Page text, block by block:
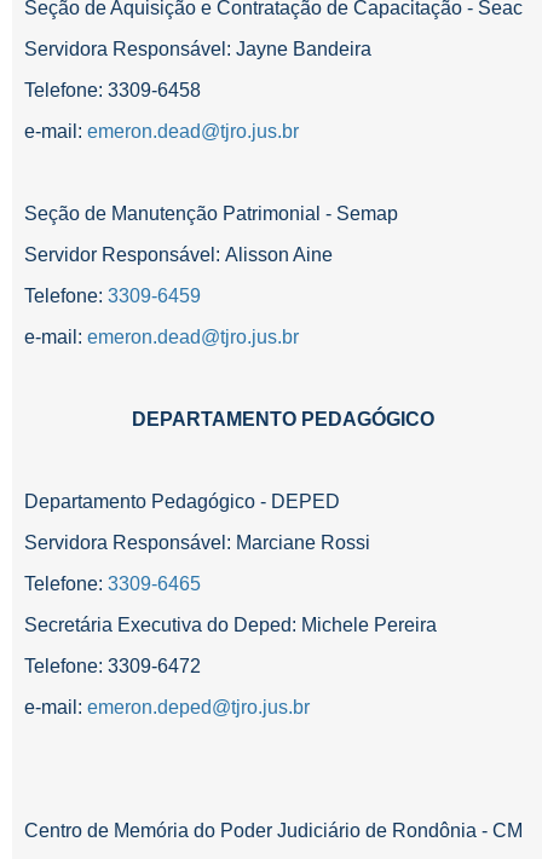
Seção de Aquisição e Contratação de Capacitação - Seac
Servidora Responsável: Jayne Bandeira
Telefone: 3309-6458
e-mail: emeron.dead@tjro.jus.br
Seção de Manutenção Patrimonial - Semap
Servidor Responsável: Alisson Aine
Telefone: 3309-6459
e-mail: emeron.dead@tjro.jus.br
DEPARTAMENTO PEDAGÓGICO
Departamento Pedagógico - DEPED
Servidora Responsável: Marciane Rossi
Telefone: 3309-6465
Secretária Executiva do Deped: Michele Pereira
Telefone: 3309-6472
e-mail: emeron.deped@tjro.jus.br
Centro de Memória do Poder Judiciário de Rondônia - CM